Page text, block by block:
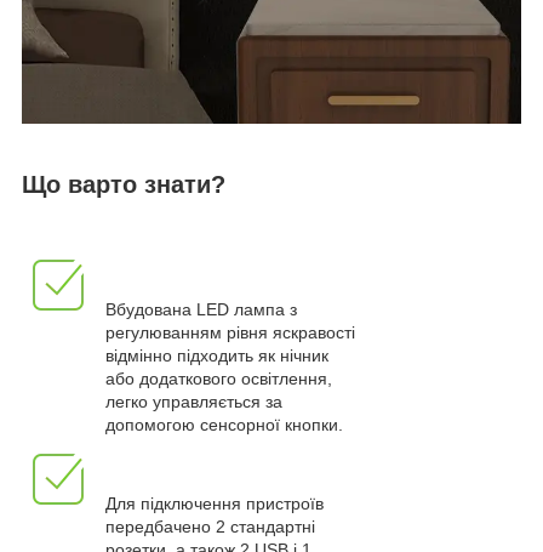
Що варто знати?
Вбудована LED лампа з
регулюванням рівня яскравості
відмінно підходить як нічник
або додаткового освітлення,
легко управляється за
допомогою сенсорної кнопки.
Для підключення пристроїв
передбачено 2 стандартні